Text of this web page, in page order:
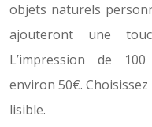
objets naturels
ajouteront une
L’impression de
environ 50€.
lisible.